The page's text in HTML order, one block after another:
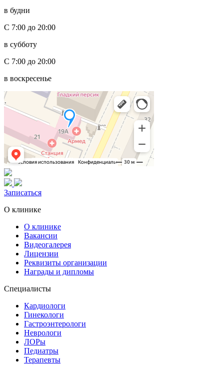
в будни
С 7:00 до 20:00
в субботу
С 7:00 до 20:00
в воскресенье
Записаться
О клинике
О клинике
Вакансии
Видеогалерея
Лицензии
Реквизиты организации
Награды и дипломы
Специалисты
Кардиологи
Гинекологи
Гастроэнтерологи
Неврологи
ЛОРы
Педиатры
Терапевты